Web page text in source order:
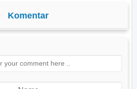
Komentar